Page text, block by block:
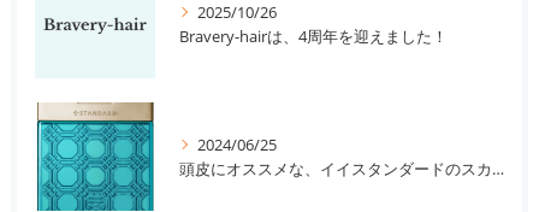
2025/10/26
Bravery-hairは、4周年を迎えました！
2024/06/25
頭皮にオススメな、イイスタンダードのスカルプ系シャンプー＆トリートメントです！